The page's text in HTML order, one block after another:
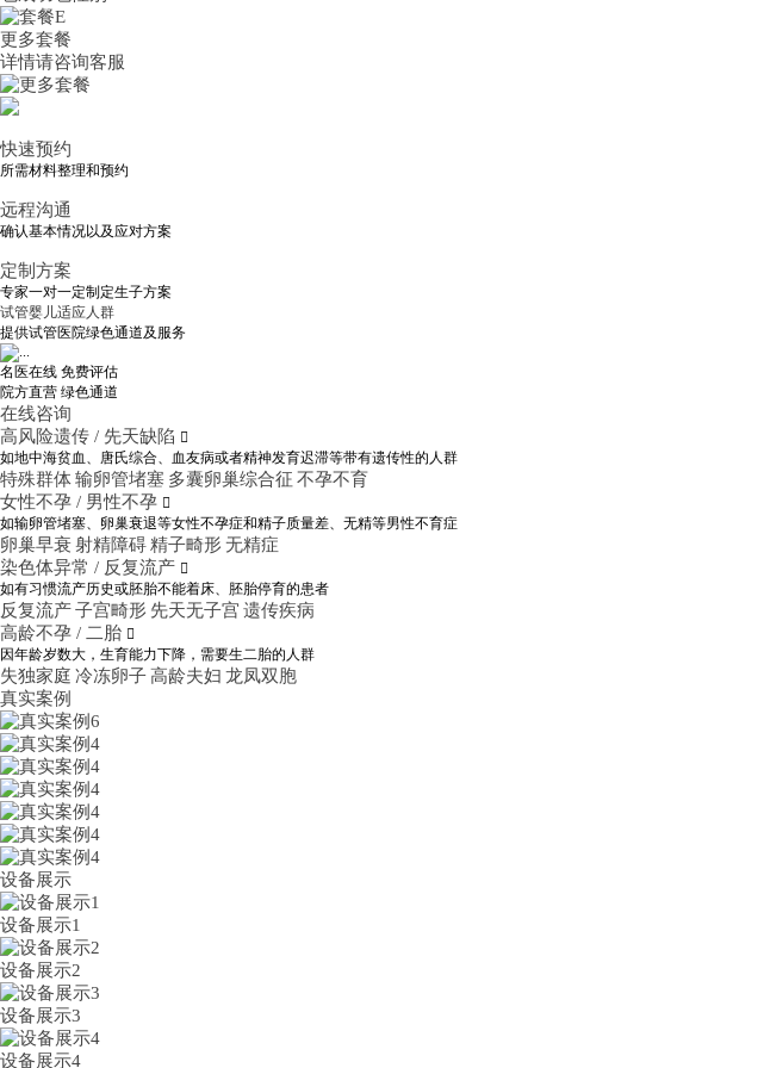
更多套餐
详情请咨询客服
快速预约
所需材料整理和预约
远程沟通
确认基本情况以及应对方案
定制方案
专家一对一定制定生子方案
试管婴儿适应人群
提供试管医院绿色通道及服务
名医在线 免费评估
院方直营 绿色通道
在线咨询
高风险遗传 / 先天缺陷 
如地中海贫血、唐氏综合、血友病或者精神发育迟滞等带有遗传性的人群
特殊群体输卵管堵塞 多囊卵巢综合征 不孕不育
女性不孕 / 男性不孕 
如输卵管堵塞、卵巢衰退等女性不孕症和精子质量差、无精等男性不育症
卵巢早衰射精障碍精子畸形 无精症
染色体异常 / 反复流产 
如有习惯流产历史或胚胎不能着床、胚胎停育的患者
反复流产子宫畸形 先天无子宫 遗传疾病
高龄不孕 / 二胎 
因年龄岁数大，生育能力下降，需要生二胎的人群
失独家庭 冷冻卵子高龄夫妇 龙凤双胞
真实案例
设备展示
设备展示1
设备展示2
设备展示3
设备展示4